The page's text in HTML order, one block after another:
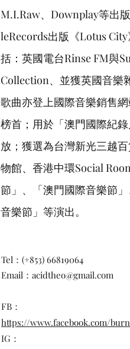
M.I.Raw、Downplay等出
leRecords出版《Lotus
括：英國電台Rinse FM與
Collection、並獲英國音樂
歌曲亦登上國際音樂銷售
榜首；用於「澳門國際紀
放；獲選為台灣新光三越
物館、香港中環Social
節」、「澳門國際音樂節
音樂節」等演出。
Tel：(+853) 66819064
Email：acidtheo@gmail.com
FB：
https://www.facebook.com/b
IG：